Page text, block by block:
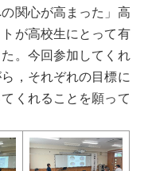
関心が高まった」高
が高校生にとって有
。今回参加してくれ
，それぞれの目標に
くれることを願って